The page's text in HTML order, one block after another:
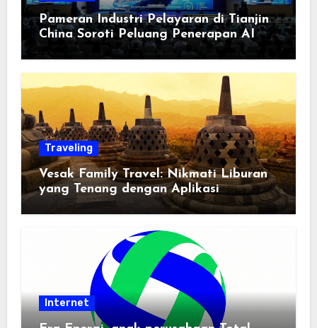
Pameran Industri Pelayaran di Tianjin
China Soroti Peluang Penerapan AI
Traveling
Vesak Family Travel: Nikmati Liburan
yang Tenang dengan Aplikasi
Pemindai PDF
Internet